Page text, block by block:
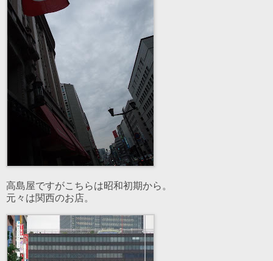
高島屋ですがこちらは昭和初期から。
元々は関西のお店。